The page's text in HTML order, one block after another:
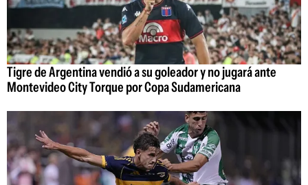
Tigre de Argentina vendió a su goleador y no jugará ante
Montevideo City Torque por Copa Sudamericana